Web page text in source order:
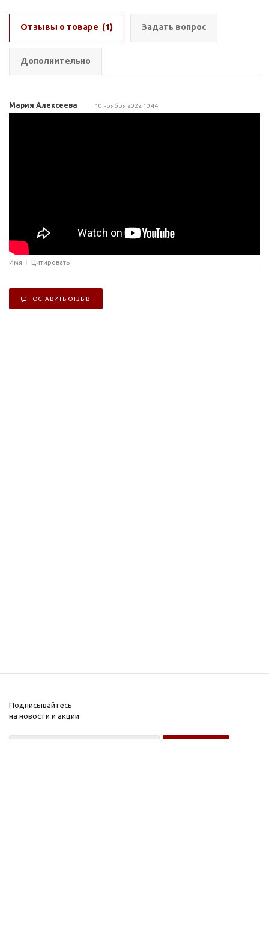
Отзывы о товаре (1) Задать вопрос
Дополнительно
Мария Алексеева 10 ноября 2022 10:44
Имя Цитировать
ОСТАВИТЬ ОТЗЫВ
Подписывайтесь
на новости и акции